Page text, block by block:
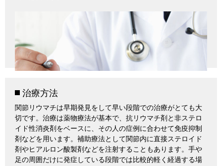
治療方法
関節リウマチは早期発見をして早い段階での治療がとても大
切です。治療は薬物療法が基本で、抗リウマチ剤と非ステロ
イド性消炎剤をベースに、その人の症例に合わせて免疫抑制
剤などを用います。補助療法として関節内に直接ステロイド
剤やヒアルロン酸製剤などを注射することもあります。手や
足の周囲だけに発症している段階では比較的軽く経過する場